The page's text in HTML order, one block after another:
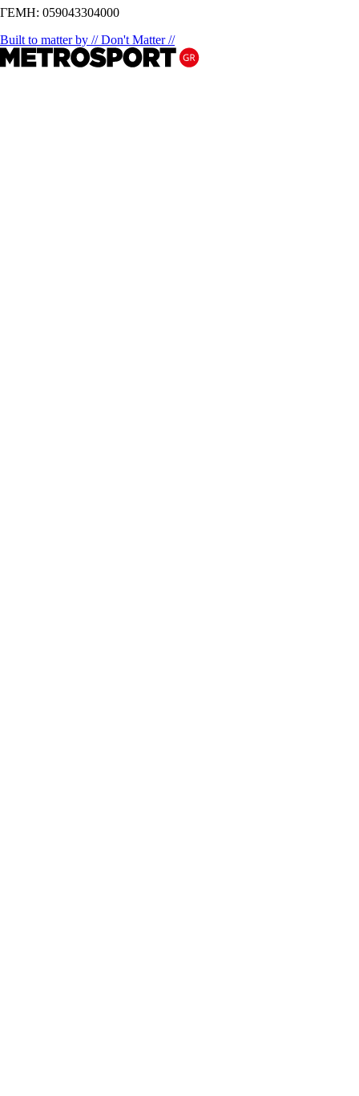
ΓΕΜΗ: 059043304000
Built to matter by // Don't Matter //